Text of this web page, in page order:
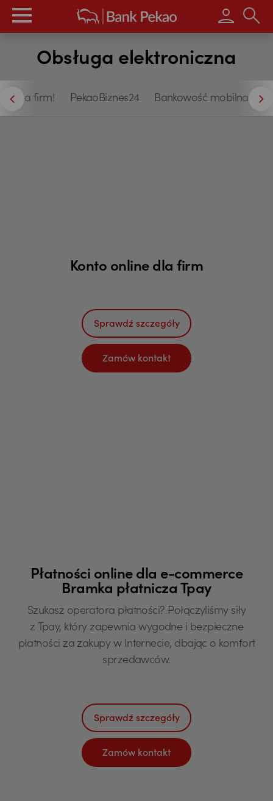
Wpisz
Obsługa elektroniczna
dla firm! PekaoBiznes24 Bankowość mobilna
Konto online dla firm
Sprawdź szczegóły
Zamów kontakt
Płatności online dla e-commerce
Bramka płatnicza Tpay
Szukasz operatora płatności? Połączyliśmy siły
z Tpay, który zapewnia wygodne i bezpieczne
płatności za zakupy w Internecie, dbając o komfort
sprzedawców.
Sprawdź szczegóły
Zamów kontakt